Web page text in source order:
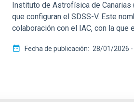
Instituto de Astrofísica de
que configuran el SDSS-V. Este
colaboración con el IAC, con la
Fecha de publicación 28/01/2026 -